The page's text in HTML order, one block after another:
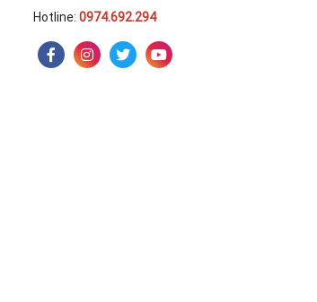
Hotline: 0974.692.294